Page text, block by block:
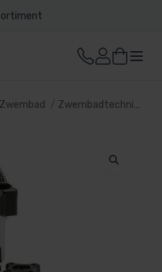
Zwembad Zwembadtechniek